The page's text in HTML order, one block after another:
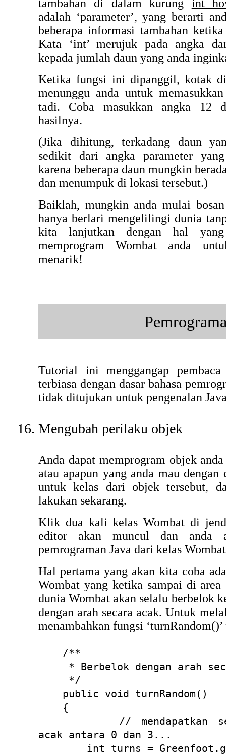
tambahan di dalam kurung int
adalah ‘parameter’, yang berarti
beberapa informasi tambahan
Kata ‘int’ merujuk pada angka
kepada jumlah daun yang anda
Ketika fungsi ini dipanggil, kotak
menunggu anda untuk
tadi. Coba masukkan angka 12
hasilnya.
(Jika dihitung, terkadang daun
sedikit dari angka parameter
karena beberapa daun mungkin
dan menumpuk di lokasi tersebut.)
Baiklah, mungkin anda mulai
hanya berlari mengelilingi dunia
kita lanjutkan dengan hal
memprogram Wombat anda
menarik!
Tutorial ini menggangap
terbiasa dengan dasar bahasa
tidak ditujukan untuk pengenalan
Mengubah perilaku objek
Anda dapat memprogram objek
atau apapun yang anda mau dengan
untuk kelas dari objek tersebut,
lakukan sekarang.
Klik dua kali kelas Wombat di
editor akan muncul dan
pemrograman Java dari kelas
Hal pertama yang akan kita coba
Wombat yang ketika sampai di
dunia Wombat akan selalu berbelok
dengan arah secara acak. Untuk
menambahkan fungsi
/**
* Berbelok dengan arah
*/
public void turnRandom()
{
// mendapatkan
acak antara 0 dan 3...
int turns =